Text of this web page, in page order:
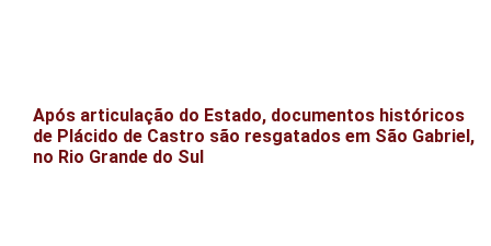
Após articulação do Estado, documentos históricos
de Plácido de Castro são resgatados em São Gabriel,
no Rio Grande do Sul